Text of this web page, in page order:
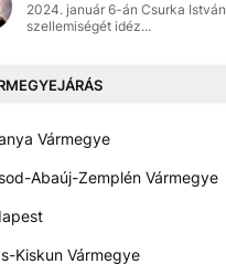
2024. január 6-án Csurka István
szellemiségét idéz...
Vármegye
Abaúj-Zemplén Vármegye
Kiskun Vármegye